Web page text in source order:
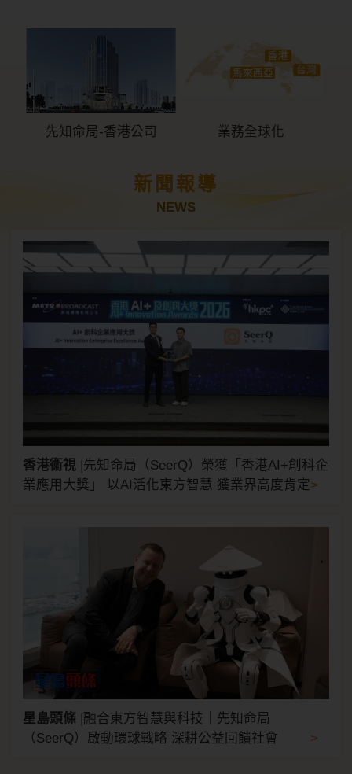
先知命局-香港公司 業務全球化
新聞報導
NEWS
香港衞視|先知命局（SeerQ）榮獲「香港AI+創科企
業應用大獎」 以AI活化東方智慧 獲業界高度肯定>
星島頭條|融合東方智慧與科技｜先知命局
（SeerQ）啟動環球戰略 深耕公益回饋社會
>